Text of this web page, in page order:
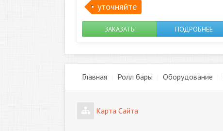
уточняйте
ЗАКАЗАТЬ ПОДРОБНЕЕ
Главная Ролл бары Оборудование
Карта Сайта